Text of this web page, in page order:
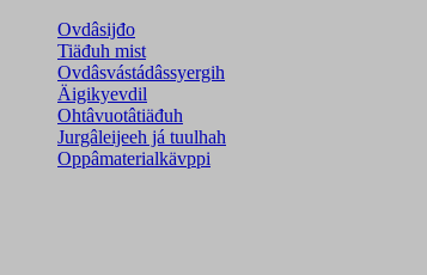
Ovdâsijđo
Tiäđuh mist
Ovdâsvástádâssyergih
Äigikyevdil
Ohtâvuotâtiäđuh
Jurgâleijeeh já tuulhah
Oppâmaterialkävppi